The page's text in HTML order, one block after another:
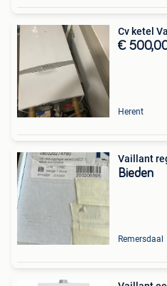
Cv ketel
€
Herent
Vaillant
Bieden
Remersdaal